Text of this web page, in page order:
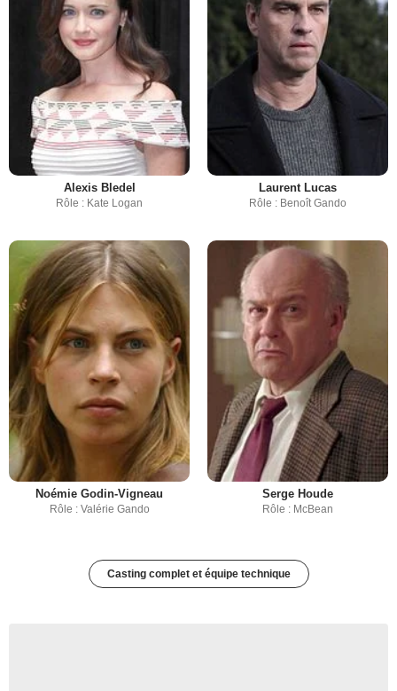
Alexis Bledel
Rôle : Kate Logan
Laurent Lucas
Rôle : Benoît Gando
Noémie Godin-Vigneau
Rôle : Valérie Gando
Serge Houde
Rôle : McBean
Casting complet et équipe technique